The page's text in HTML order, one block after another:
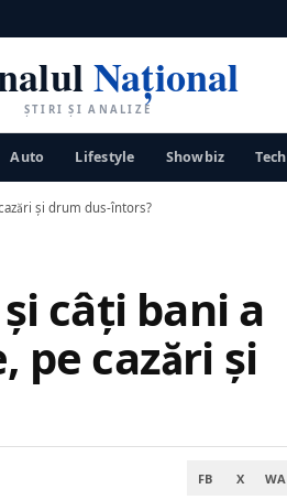
Național
ȘTIRI ȘI ANALIZE
Auto Lifestyle Showbiz Tech
și drum dus-întors?
câţi bani a
pe cazări și
FB X WA